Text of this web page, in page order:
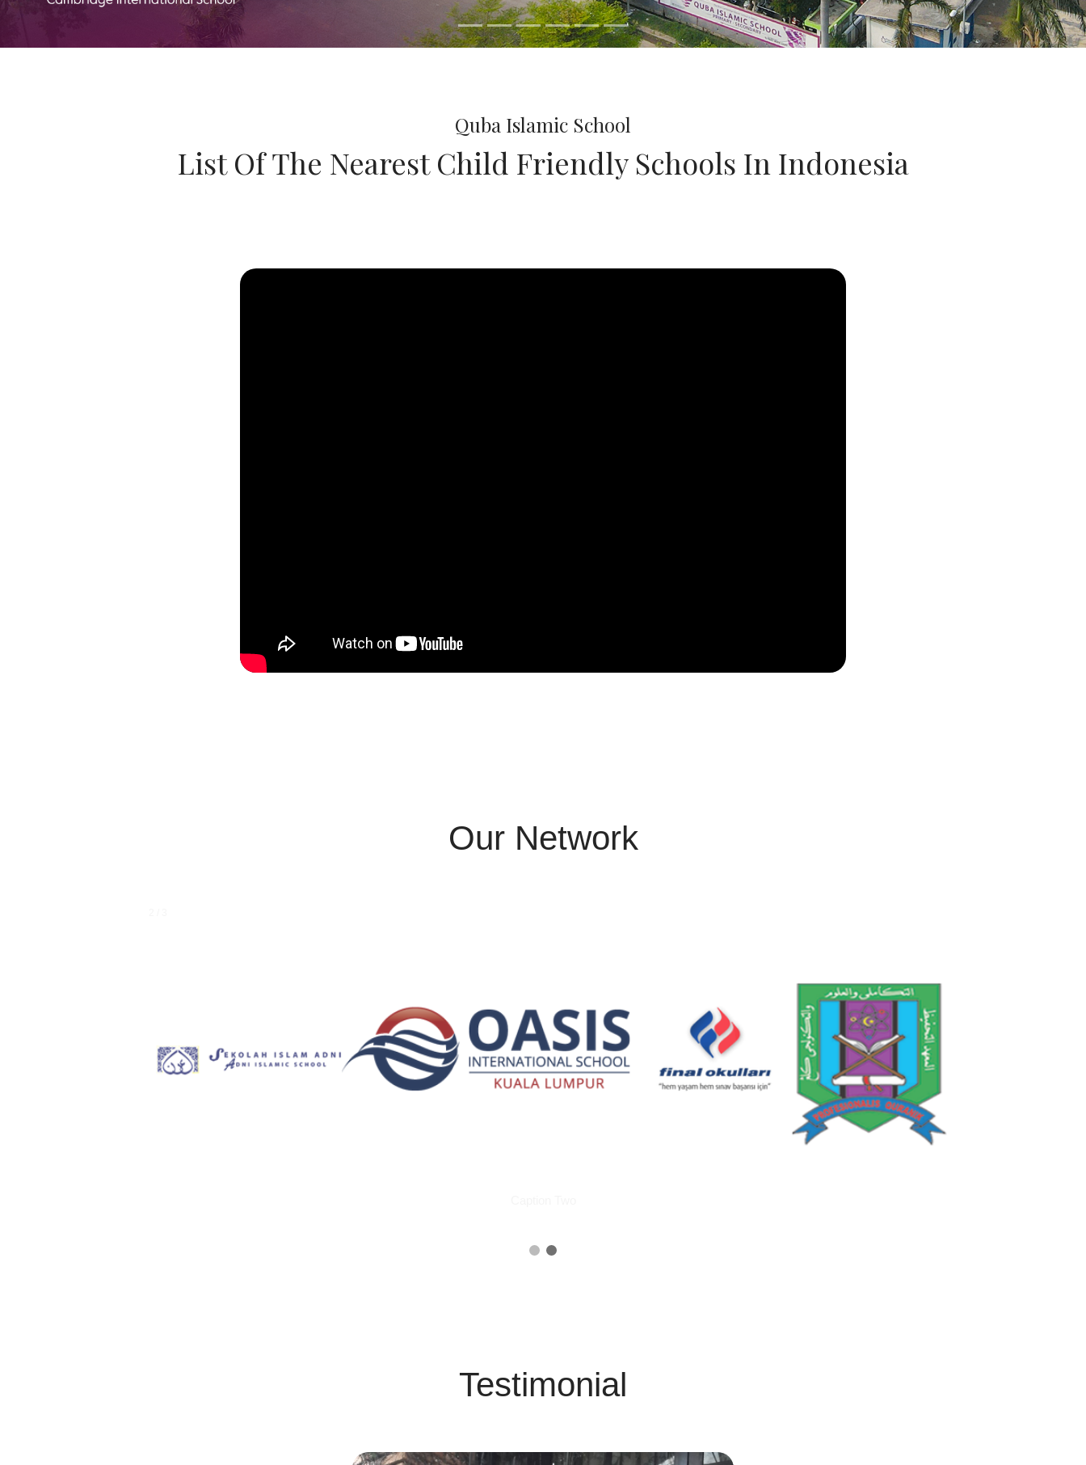
Quba Islamic School
List Of The Nearest Child Friendly Schools In Indonesia
Our Network
Testimonial
One good Islamic School